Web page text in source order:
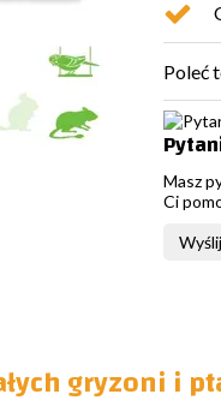
Poleć
Masz
Ci
gryzoni i